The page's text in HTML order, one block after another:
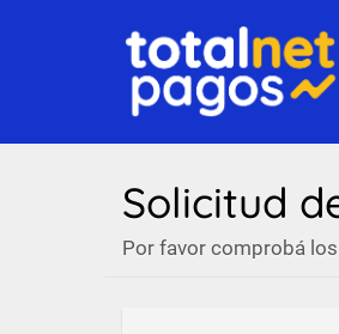
Solicitud
Por favor comprobá